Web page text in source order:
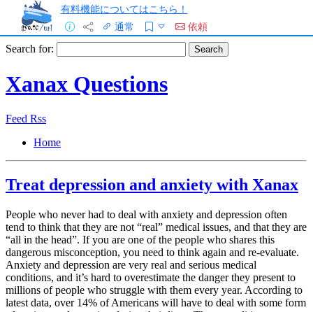
有料機能についてはこちら！
通常
依頼